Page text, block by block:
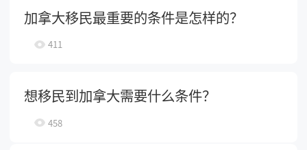
加拿大移民最重要的条件是怎样的？
411
想移民到加拿大需要什么条件？
458